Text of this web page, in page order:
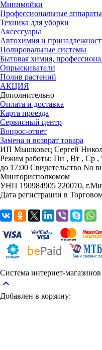
Минимойки
Профессиональные
Техника для уборки
Аксессуары
Автохимия и
Полировальные системы
Бытовая химия,
Опрыскиватели
Полив растений
АКЦИЯ
Дополнительно
Оплата и доставка
Карта проезда
Сервисный центр
Вопрос-ответ
Замена и возврат товара
ИП Мышковец Сергей
Режим работы: Пн , Вт , Ср ,
до 17:00 Свидетельство No
Мингорисполкомом
УНП 190984905 220070,
Дата регистрации в
Система интернет-магазинов
keyboard_arrow_up
Добавлен в корзину: